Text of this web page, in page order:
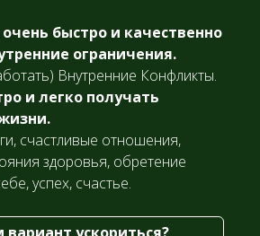
быстро и качественно
ограничения.
Внутренние Конфликты.
и легко получать
счастливые отношения,
здоровья, обретение
успех, счастье.